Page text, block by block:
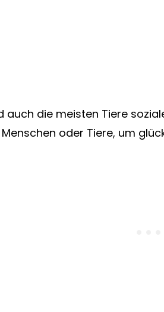
auch die meisten Tiere
oder Tiere, um